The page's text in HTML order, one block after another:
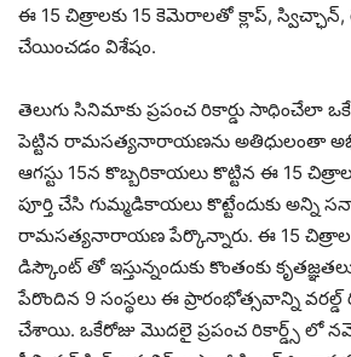
ఈ 15 చిత్రాలకు 15 కెమెరాలతో క్లాప్, స్విచ్ఛాన్,
చేయించడం విశేషం.
తెలుగు సినిమాకు ప్రపంచ రికార్డు సాధించేలా
పెట్టిన రామసత్యనారాయణను అతిధులంతా
ఆగస్టు 15న కొబ్బరికాయలు కొట్టిన ఈ 15
పూర్తి చేసి గుమ్మడికాయలు కొట్టేందుకు అన్ని
రామసత్యనారాయణ పేర్కొన్నారు. ఈ 15
డిస్కౌంట్ తో ఇస్తున్నందుకు కొంతంకు
పేరొందిన 9 సంస్థలు ఈ ప్రారంభోత్సవాన్ని
చేశాయి. ఒకేరోజు మొదలై ప్రపంచ రికార్డ్స్ లో